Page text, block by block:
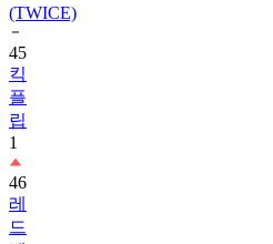
45
킥
플
립
1
46
레
드
벨
벳